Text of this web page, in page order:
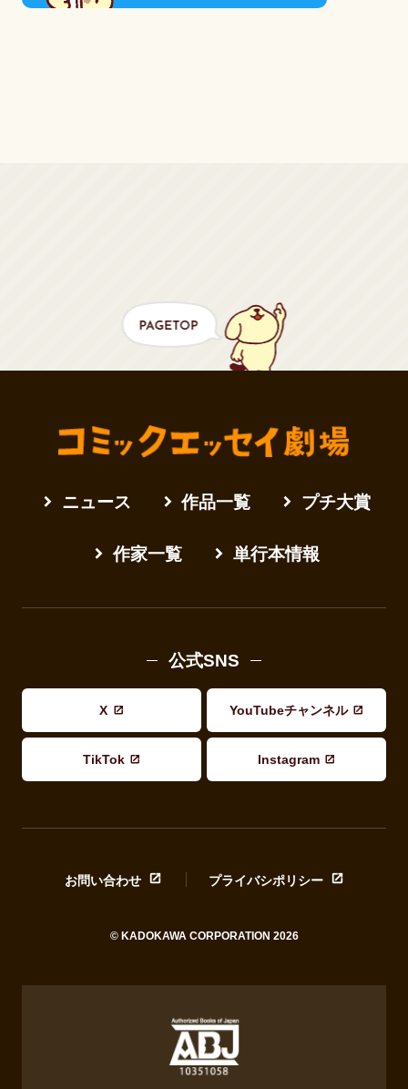
ニュース 作品一覧 プチ大賞
作家一覧 単行本情報
公式SNS
X YouTubeチャンネル
TikTok Instagram
お問い合わせ プライバシポリシー
© KADOKAWA CORPORATION 2026